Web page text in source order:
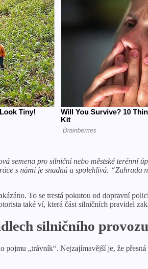
semena pro silniční nebo městské
s námi je snadná a spolehlivá. “Zahrada
To se trestá pokutou od dopravní
také ví, která část silničních pravidel
silničního provozu
pojmu „trávník“. Nejzajímavější je, že